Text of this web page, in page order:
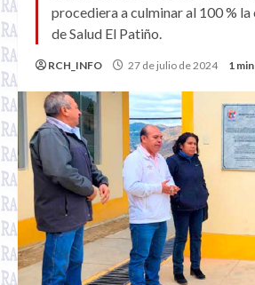
procediera a culminar al 100 %
de Salud El Patiño.
RCH_INFO 27 de julio de 2024 1